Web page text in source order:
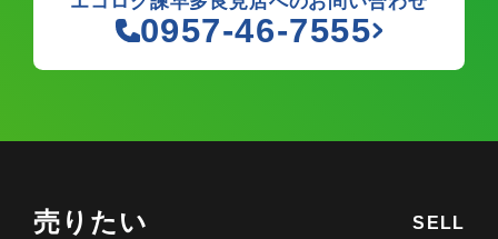
0957-46-7555
売りたい SELL